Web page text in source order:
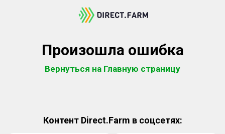
Произошла ошибка
Вернуться на Главную страницу
Контент Direct.Farm в соцсетях: